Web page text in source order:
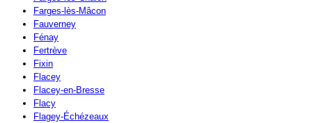
Farges-lès-Mâcon
Fauverney
Fénay
Fertrève
Fixin
Flacey
Flacey-en-Bresse
Flacy
Flagey-Échézeaux